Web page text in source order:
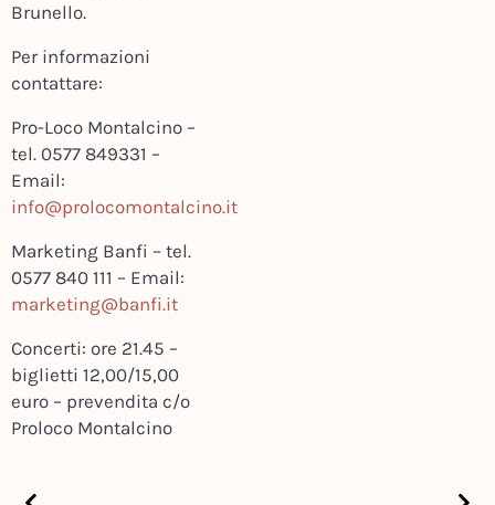
Brunello.
Per informazioni
contattare:
Pro-Loco Montalcino –
tel. 0577 849331 –
Email:
info@prolocomontalcino.it
Marketing Banfi – tel.
0577 840 111 – Email:
marketing@banfi.it
Concerti: ore 21.45 –
biglietti 12,00/15,00
euro – prevendita c/o
Proloco Montalcino